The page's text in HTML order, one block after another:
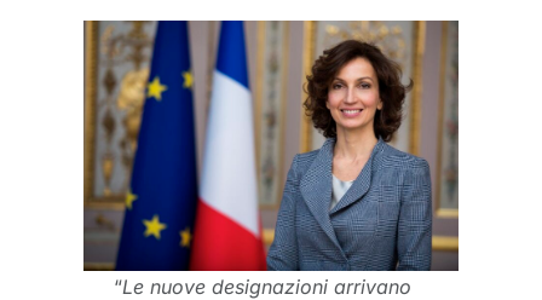
“Le nuove designazioni arrivano